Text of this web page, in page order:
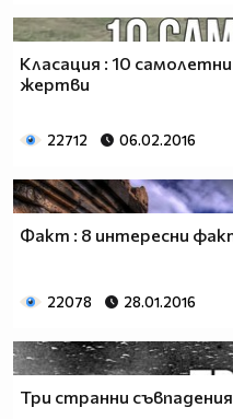
Класация : 10
жертви
22712 06.02.2016
Факт : 8 интересни
22078 28.01.2016
Три странни